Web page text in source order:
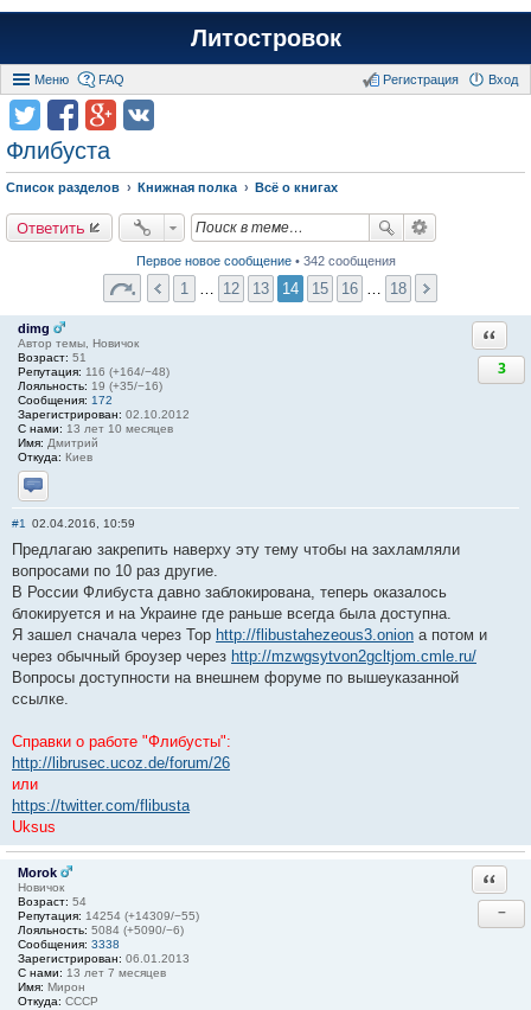
Литостровок
Меню FAQ Вход
Регистрация
Флибуста
Список разделов Книжная полка Всё о книгах
Ответить
Первое новое сообщение• 342 сообщения
1 12 13 14 15 16 18
dimg
Автор темы, Новичок
Возраст: 51
Репутация: 116 (+164/−48)
Лояльность: 19 (+35/−16)
Сообщения: 172
Зарегистрирован: 02.10.2012
С нами: 13 лет 10 месяцев
Имя: Дмитрий
Откуда: Киев
Отправить личное сообщение
3
#1 02.04.2016, 10:59
Предлагаю закрепить наверху эту тему чтобы на захламляли
вопросами по 10 раз другие.
В России Флибуста давно заблокирована, теперь оказалось
блокируется и на Украине где раньше всегда была доступна.
Я зашел сначала через Тор http://flibustahezeous3.onion а потом и
через обычный броузер через http://mzwgsytvon2gcltjom.cmle.ru/
Вопросы доступности на внешнем форуме по вышеуказанной
ссылке.
Справки о работе "Флибусты":
http://librusec.ucoz.de/forum/26
или
https://twitter.com/flibusta
Uksus
Morok
Новичок
Возраст: 54
Репутация: 14254 (+14309/−55)
Лояльность: 5084 (+5090/−6)
Сообщения: 3338
Зарегистрирован: 06.01.2013
С нами: 13 лет 7 месяцев
Имя: Мирон
Откуда: СССР
−